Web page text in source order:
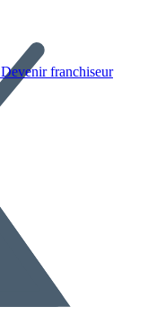
Devenir franchiseur